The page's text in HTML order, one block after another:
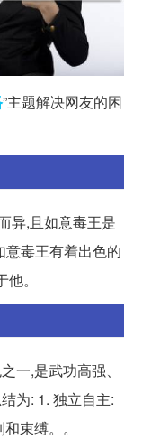
”主题解决网友的困
异,且如意毒王是
意毒王有着出色的
。
一,是武功高强、
为: 1. 独立自主:
束缚。。